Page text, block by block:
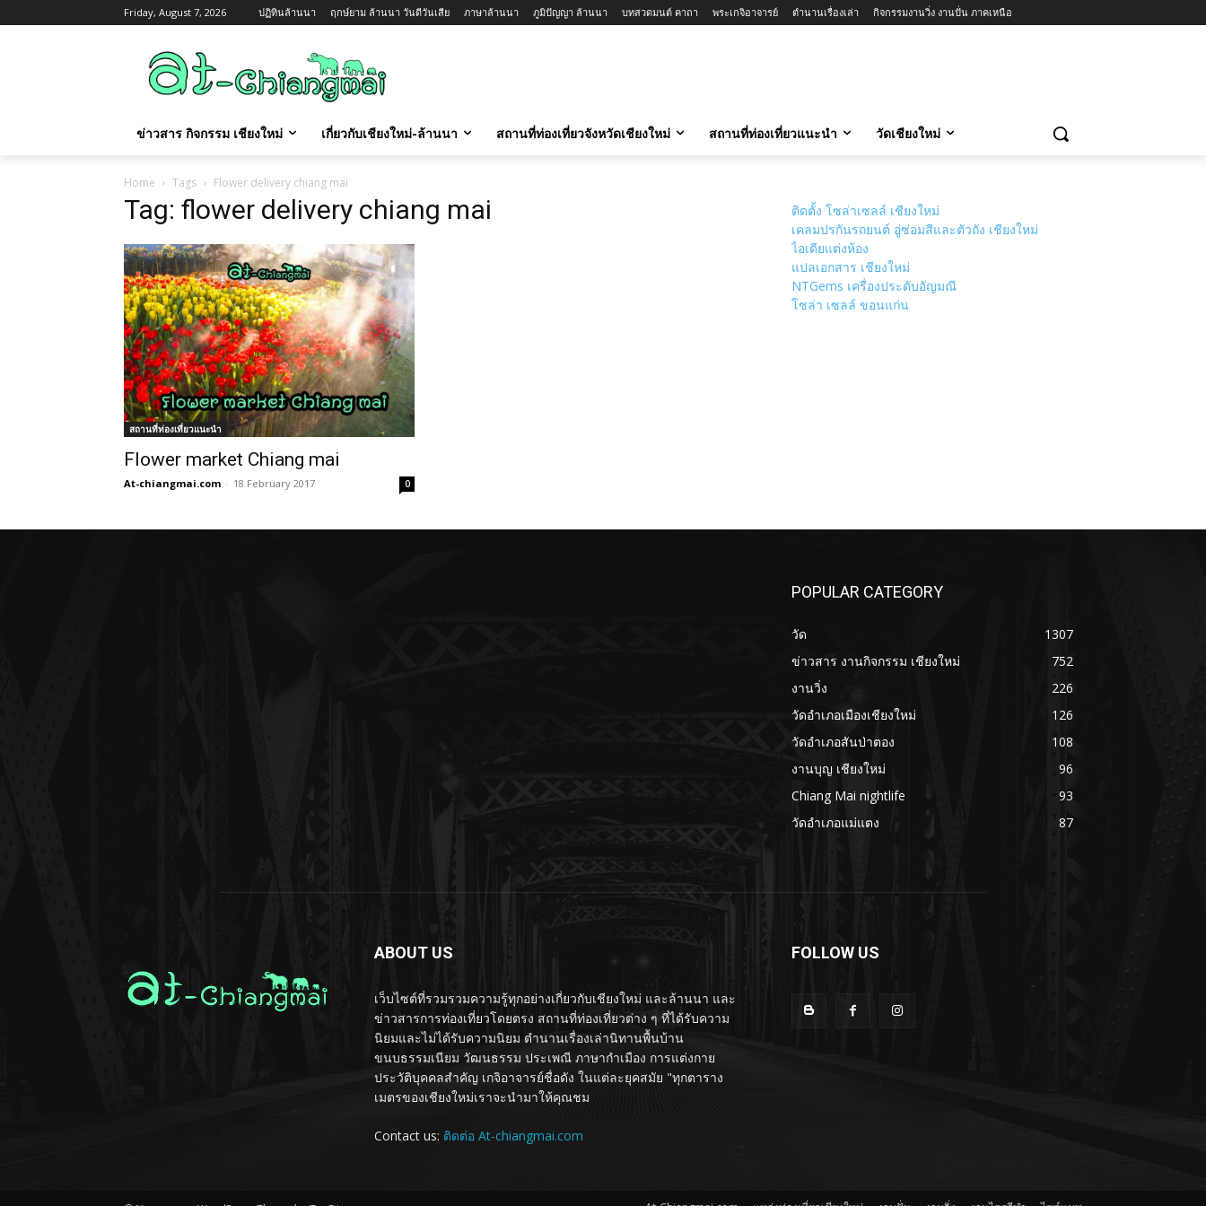
Friday, August 7, 2026 ปฏิทินล้านนา ฤกษ์ยาม ล้านนา วันดีวันเสีย ภาษาล้านนา ภูมิปัญญา ล้านนา บทสวดมนต์ คาถา พระเกจิอาจารย์ ตำนานเรื่องเล่า กิจกรรมงานวิ่ง งานปั่น ภาคเหนือ
ข่าวสาร กิจกรรม เชียงใหม่ เกี่ยวกับเชียงใหม่-ล้านนา สถานที่ท่องเที่ยวจังหวัดเชียงใหม่ สถานที่ท่องเที่ยวแนะนำ วัดเชียงใหม่
Home Tags Flower delivery chiang mai
Tag: flower delivery chiang mai
สถานที่ท่องเที่ยวแนะนำ
Flower market Chiang mai
At-chiangmai.com - 18 February 2017 0
ติดตั้ง โซล่าเซลล์ เชียงใหม่
เคลมปรกันรถยนต์ อู่ซ่อมสีและตัวถัง เชียงใหม่
ไอเดียแต่งห้อง
แปลเอกสาร เชียงใหม่
NTGems เครื่องประดับอัญมณี
โซล่า เซลล์ ขอนแก่น
POPULAR CATEGORY
วัด
1307
ข่าวสาร งานกิจกรรม เชียงใหม่
752
งานวิ่ง
226
วัดอำเภอเมืองเชียงใหม่
126
วัดอำเภอสันป่าตอง
108
งานบุญ เชียงใหม่
96
Chiang Mai nightlife
93
วัดอำเภอแม่แตง
87
ABOUT US
เว็บไซต์ที่รวมรวมความรู้ทุกอย่างเกี่ยวกับเชียงใหม่ และล้านนา และ
ข่าวสารการท่องเที่ยวโดยตรง สถานที่ท่องเที่ยวต่าง ๆ ที่ได้รับความ
นิยมและไม่ได้รับความนิยม ตำนานเรื่องเล่านิทานพื้นบ้าน
ขนบธรรมเนียม วัฒนธรรม ประเพณี ภาษากำเมือง การแต่งกาย
ประวัติบุคคลสำคัญ เกจิอาจารย์ชื่อดัง ในแต่ละยุคสมัย "ทุกตาราง
เมตรของเชียงใหม่เราจะนำมาให้คุณชม
Contact us: ติดต่อ At-chiangmai.com
FOLLOW US